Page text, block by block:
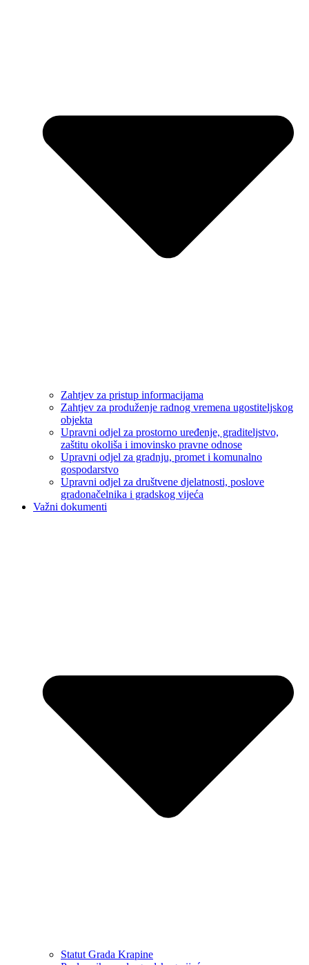
Zahtjev za pristup informacijama
Zahtjev za produženje radnog vremena ugostiteljskog
objekta
Upravni odjel za prostorno uređenje, graditeljstvo,
zaštitu okoliša i imovinsko pravne odnose
Upravni odjel za gradnju, promet i komunalno
gospodarstvo
Upravni odjel za društvene djelatnosti, poslove
gradonačelnika i gradskog vijeća
Važni dokumenti
Statut Grada Krapine